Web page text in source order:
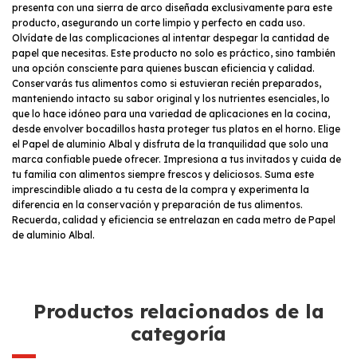
presenta con una sierra de arco diseñada exclusivamente para este
producto, asegurando un corte limpio y perfecto en cada uso.
Olvídate de las complicaciones al intentar despegar la cantidad de
papel que necesitas. Este producto no solo es práctico, sino también
una opción consciente para quienes buscan eficiencia y calidad.
Conservarás tus alimentos como si estuvieran recién preparados,
manteniendo intacto su sabor original y los nutrientes esenciales, lo
que lo hace idóneo para una variedad de aplicaciones en la cocina,
desde envolver bocadillos hasta proteger tus platos en el horno. Elige
el Papel de aluminio Albal y disfruta de la tranquilidad que solo una
marca confiable puede ofrecer. Impresiona a tus invitados y cuida de
tu familia con alimentos siempre frescos y deliciosos. Suma este
imprescindible aliado a tu cesta de la compra y experimenta la
diferencia en la conservación y preparación de tus alimentos.
Recuerda, calidad y eficiencia se entrelazan en cada metro de Papel
de aluminio Albal.
Productos relacionados de la
categoría